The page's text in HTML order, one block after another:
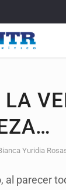
LA
Yuridia
al parecer